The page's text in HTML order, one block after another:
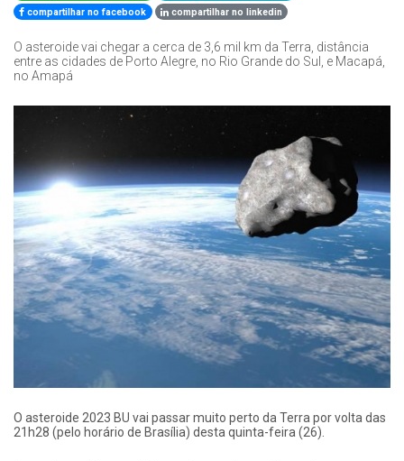
compartilhar no facebook
compartilhar no linkedin
O asteroide vai chegar a cerca de 3,6 mil km da Terra, distância
entre as cidades de Porto Alegre, no Rio Grande do Sul, e Macapá,
no Amapá
O asteroide 2023 BU vai passar muito perto da Terra por volta das
21h28 (pelo horário de Brasília) desta quinta-feira (26).